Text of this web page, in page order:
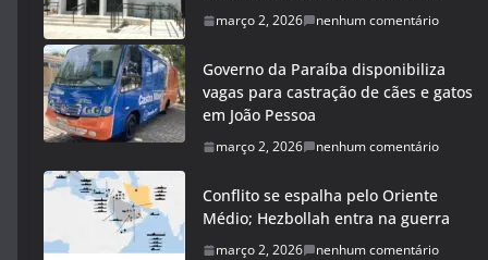
março 2, 2026 nenhum comentário
Governo da Paraíba disponibiliza
vagas para castração de cães e gatos
em João Pessoa
março 2, 2026 nenhum comentário
Conflito se espalha pelo Oriente
Médio; Hezbollah entra na guerra
março 2, 2026 nenhum comentário